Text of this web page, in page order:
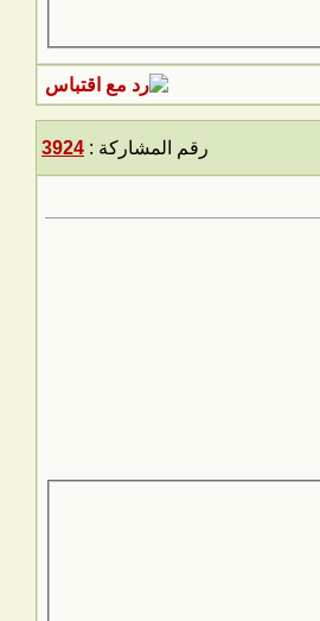
رقم المشاركة : 3924